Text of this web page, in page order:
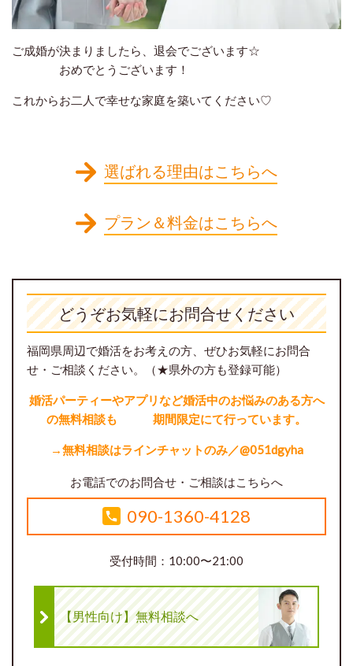
ご成婚が決まりましたら、退会でございます☆
おめでとうございます！
これからお二人で幸せな家庭を築いてください♡
選ばれる理由はこちらへ
プラン＆料金はこちらへ
どうぞお気軽にお問合せください
福岡県周辺で婚活をお考えの方、 ぜひお気軽にお問合
せ・ご相談ください。（★県外の方も登録可能）
婚活パーティーやアプリなど婚活中のお悩みのある方へ
の無料相談も 期間限定にて行っています。
→無料相談はラインチャットのみ／@051dgyha
お電話でのお問合せ・ご相談はこちらへ
090-1360-4128
受付時間：10:00〜21:00
【男性向け】無料相談へ